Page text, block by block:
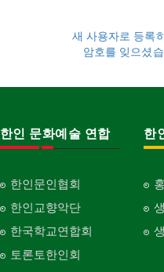
새 사용자로 등록
암호를 잊으셨
한인 문화예술 연합
한인문인협회
한인교향악단
한국학교연합회
토론토한인회
한